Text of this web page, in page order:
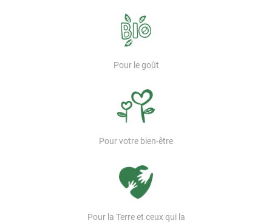
Pour le goût
Pour votre bien-être
Pour la Terre et ceux qui la